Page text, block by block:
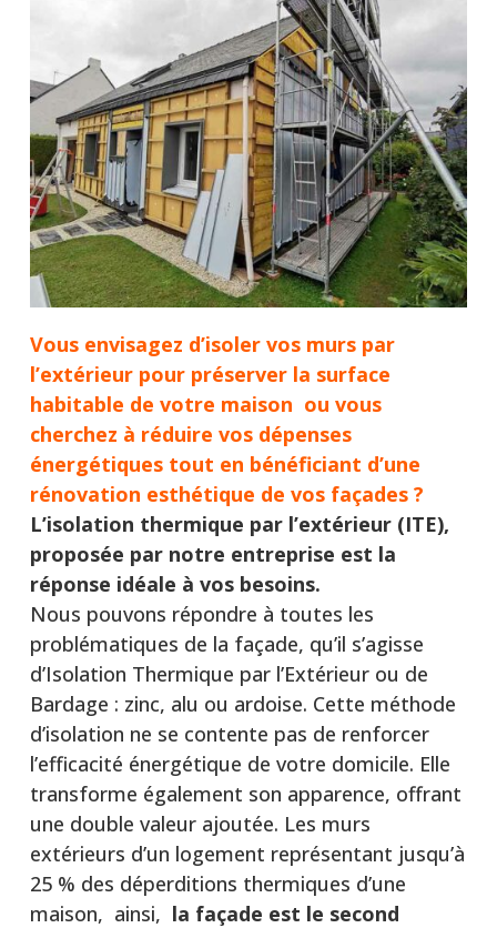
Vous envisagez d’isoler vos murs par
l’extérieur pour préserver la surface
habitable de votre maison ou vous
cherchez à réduire vos dépenses
énergétiques tout en bénéficiant d’une
rénovation esthétique de vos façades ?
L’isolation thermique par l’extérieur (ITE),
proposée par notre entreprise est la
réponse idéale à vos besoins.
Nous pouvons répondre à toutes les
problématiques de la façade, qu’il s’agisse
d’Isolation Thermique par l’Extérieur ou de
Bardage : zinc, alu ou ardoise. Cette méthode
d’isolation ne se contente pas de renforcer
l’efficacité énergétique de votre domicile. Elle
transforme également son apparence, offrant
une double valeur ajoutée. Les murs
extérieurs d’un logement représentant jusqu’à
25 % des déperditions thermiques d’une
maison, ainsi, la façade est le second